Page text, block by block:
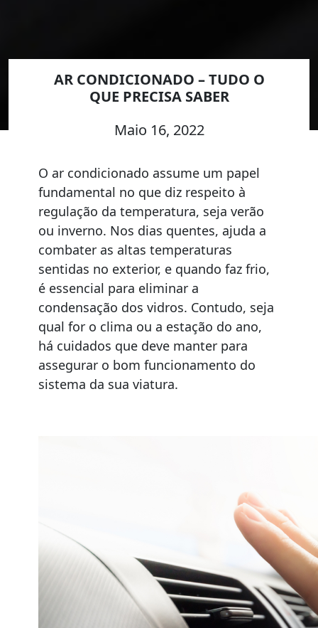
AR CONDICIONADO – TUDO O
QUE PRECISA SABER
Maio 16, 2022
O ar condicionado assume um papel
fundamental no que diz respeito à
regulação da temperatura, seja verão
ou inverno. Nos dias quentes, ajuda a
combater as altas temperaturas
sentidas no exterior, e quando faz frio,
é essencial para eliminar a
condensação dos vidros. Contudo, seja
qual for o clima ou a estação do ano,
há cuidados que deve manter para
assegurar o bom funcionamento do
sistema da sua viatura.